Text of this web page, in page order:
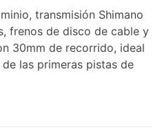
transmisión Shimano
frenos de disco de cable y
30mm de recorrido, ideal
las primeras pistas de